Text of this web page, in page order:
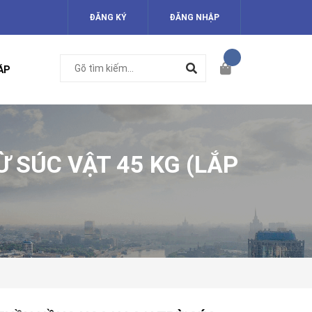
ĐĂNG KÝ ĐĂNG NHẬP
SÚC VẬT 45 KG (LẮP